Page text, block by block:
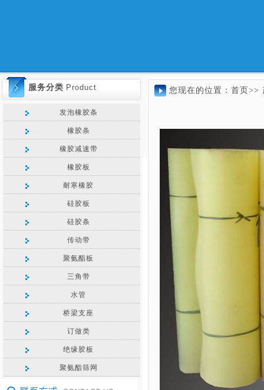
服务分类 Product
发泡橡胶条
橡胶条
橡胶减速带
橡胶板
耐寒橡胶
硅胶板
硅胶条
传动带
聚氨酯板
三角带
水管
桥梁支座
订做类
绝缘胶板
聚氨酯筛网
您现在的位置： 首页>>